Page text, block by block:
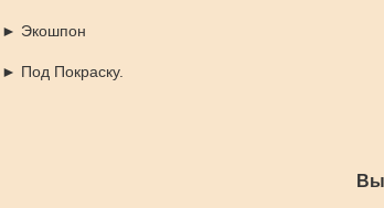
► Экошпон
► Под Покраску.
Вы